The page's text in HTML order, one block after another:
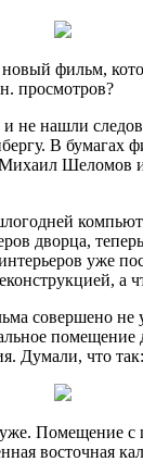
фильм,
просмотров?
не нашли
В бумагах
Шеломов
дворца,
уже
а
совершено не
Думали, что так:
Помещение с
восточная